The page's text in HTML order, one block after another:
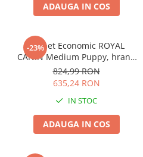
ADAUGA IN COS
-23%
Pachet Economic ROYAL
CANIN Medium Puppy, hrană
uscată câine junior, 2x15kg
824,99 RON
635,24 RON
IN STOC
ADAUGA IN COS